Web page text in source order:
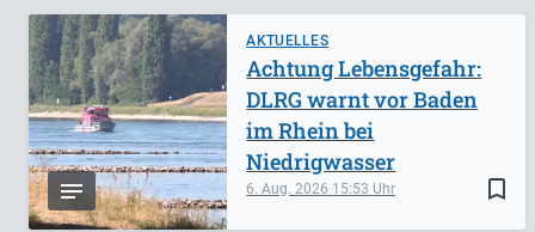
AKTUELLES
bookmark_border
6. Aug. 2026 15:53
Achtung Lebensgefahr:
DLRG warnt vor Baden
im Rhein bei
Niedrigwasser